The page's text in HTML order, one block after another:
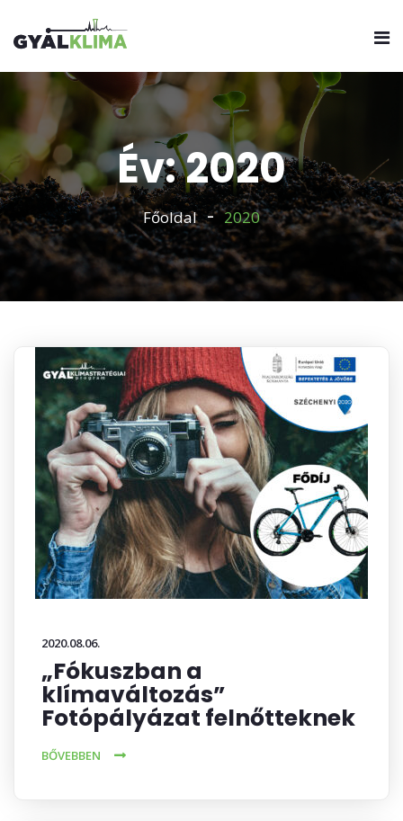
Év: 2020
Főoldal 2020
2020.08.06.
„Fókuszban a
klímaváltozás”
Fotópályázat felnőtteknek
BŐVEBBEN